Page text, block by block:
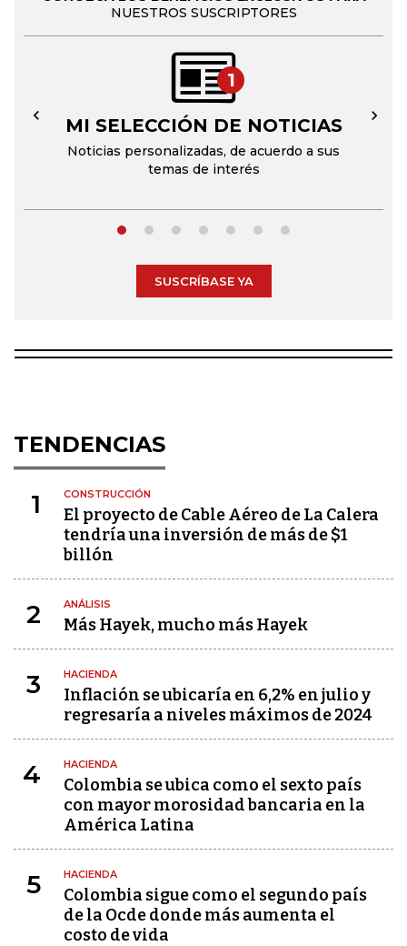
NUESTROS SUSCRIPTORES
1
MI SELECCIÓN DE NOTICIAS
Noticias personalizadas, de acuerdo a sus
temas de interés
← →
SUSCRÍBASE YA
TENDENCIAS
1 CONSTRUCCIÓN
El proyecto de Cable Aéreo de La Calera
tendría una inversión de más de $1
billón
2 ANÁLISIS
Más Hayek, mucho más Hayek
3 HACIENDA
Inflación se ubicaría en 6,2% en julio y
regresaría a niveles máximos de 2024
4 HACIENDA
Colombia se ubica como el sexto país
con mayor morosidad bancaria en la
América Latina
5 HACIENDA
Colombia sigue como el segundo país
de la Ocde donde más aumenta el
costo de vida